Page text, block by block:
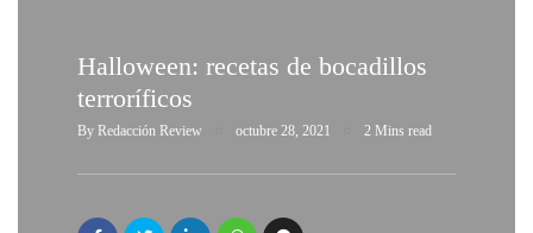
Halloween: recetas de bocadillos
terroríficos
By Redacción Review octubre 28, 2021 2 Mins read